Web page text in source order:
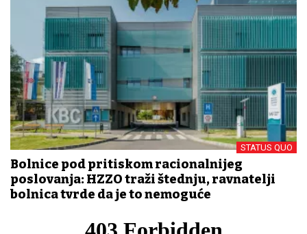
STATUS QUO
Bolnice pod pritiskom racionalnijeg
poslovanja: HZZO traži štednju, ravnatelji
bolnica tvrde da je to nemoguće